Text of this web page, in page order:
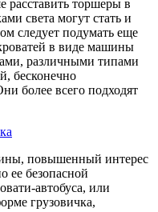
расставить торшеры в
света могут стать и
следует подумать еще
в виде машины
различными типами
бесконечно
более всего подходят
повышенный интерес
ее безопасной
автобуса, или
грузовичка,